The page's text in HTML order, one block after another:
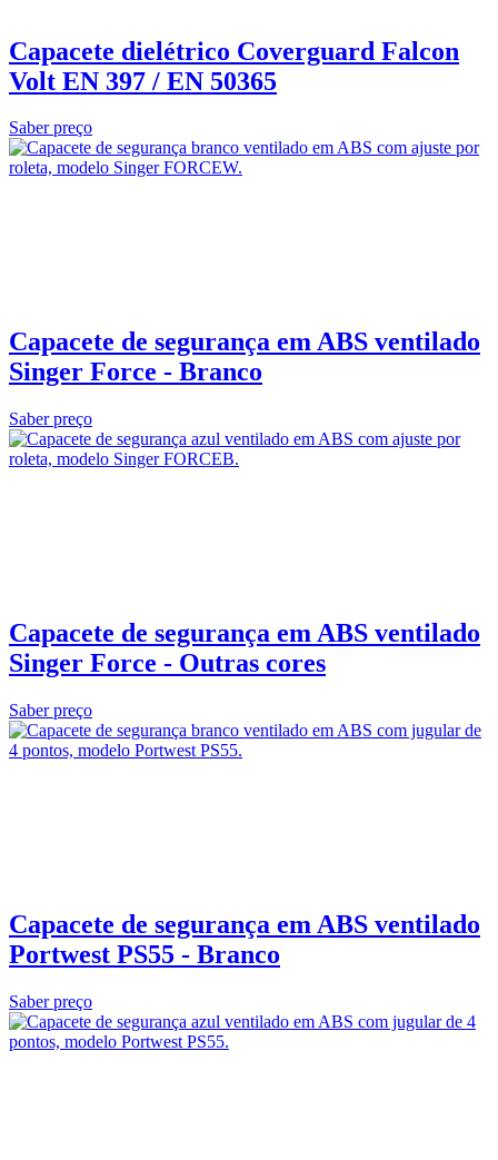
Capacete dielétrico Coverguard Falcon
Volt EN 397 / EN 50365
Saber preço
Capacete de segurança em ABS ventilado
Singer Force - Branco
Saber preço
Capacete de segurança em ABS ventilado
Singer Force - Outras cores
Saber preço
Capacete de segurança em ABS ventilado
Portwest PS55 - Branco
Saber preço